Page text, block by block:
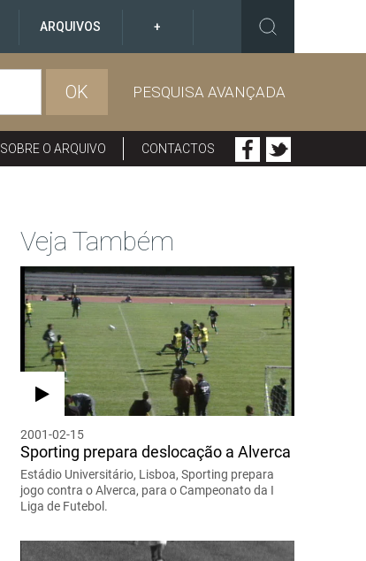
ARQUIVOS +
OK PESQUISA AVANÇADA
SOBRE O ARQUIVO CONTACTOS
Veja Também
2001-02-15
Sporting prepara deslocação a Alverca
Estádio Universitário, Lisboa, Sporting prepara
jogo contra o Alverca, para o Campeonato da I
Liga de Futebol.